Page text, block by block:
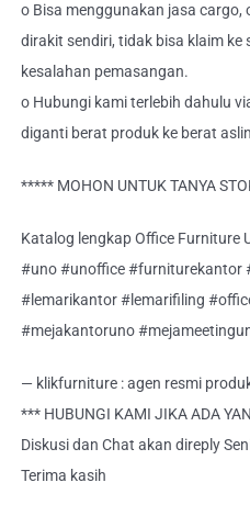
o Bisa menggunakan jasa cargo,
dirakit sendiri, tidak bisa klaim
kesalahan pemasangan.
o Hubungi kami terlebih dahulu
diganti berat produk ke berat
***** MOHON UNTUK TANYA
Katalog lengkap Office Furniture
#uno #unoffice
#lemarikantor #lemarifiling
#mejakantoruno
— klikfurniture : agen resmi
*** HUBUNGI KAMI JIKA ADA
Diskusi dan Chat akan direply
Terima kasih